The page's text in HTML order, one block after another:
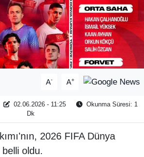
A- A+
02.06.2026 - 11:25
Okunma Süresi: 1
Dk
2026 FIFA Dünya
oldu.